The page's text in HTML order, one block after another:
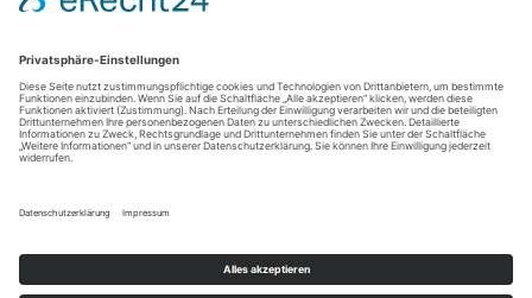
HAUSTIERE HOCHZEIT ISOKINETIK
KOSMETIK LICHT PFLANZEN SOMMER
SPORT
WELLNESS